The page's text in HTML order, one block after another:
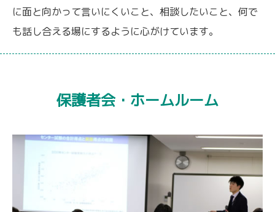
に面と向かって言いにくいこと、相談したいこと、何で
も話し合える場にするように心がけています。
保護者会・ホームルーム